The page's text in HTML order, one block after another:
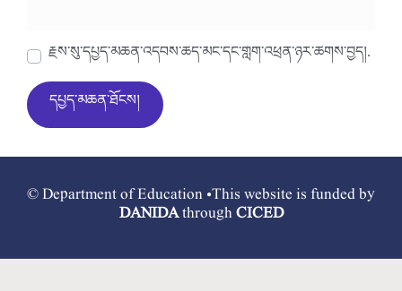
རྗེས་སུ་དཔྱད་མཆན་འདེབས་ཆེད་མིང་དང་གློག་འཕྲིན་ཉར་ཚགས་བྱེད།.
© Department of Education •This website is funded by
DANIDAthroughCICED